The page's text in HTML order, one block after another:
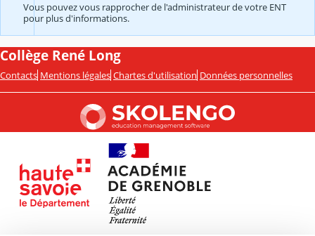
Vous pouvez vous rapprocher de l'administrateur de votre ENT
pour plus d'informations.
Collège René Long
Contacts Mentions légales Chartes d'utilisation Données personnelles